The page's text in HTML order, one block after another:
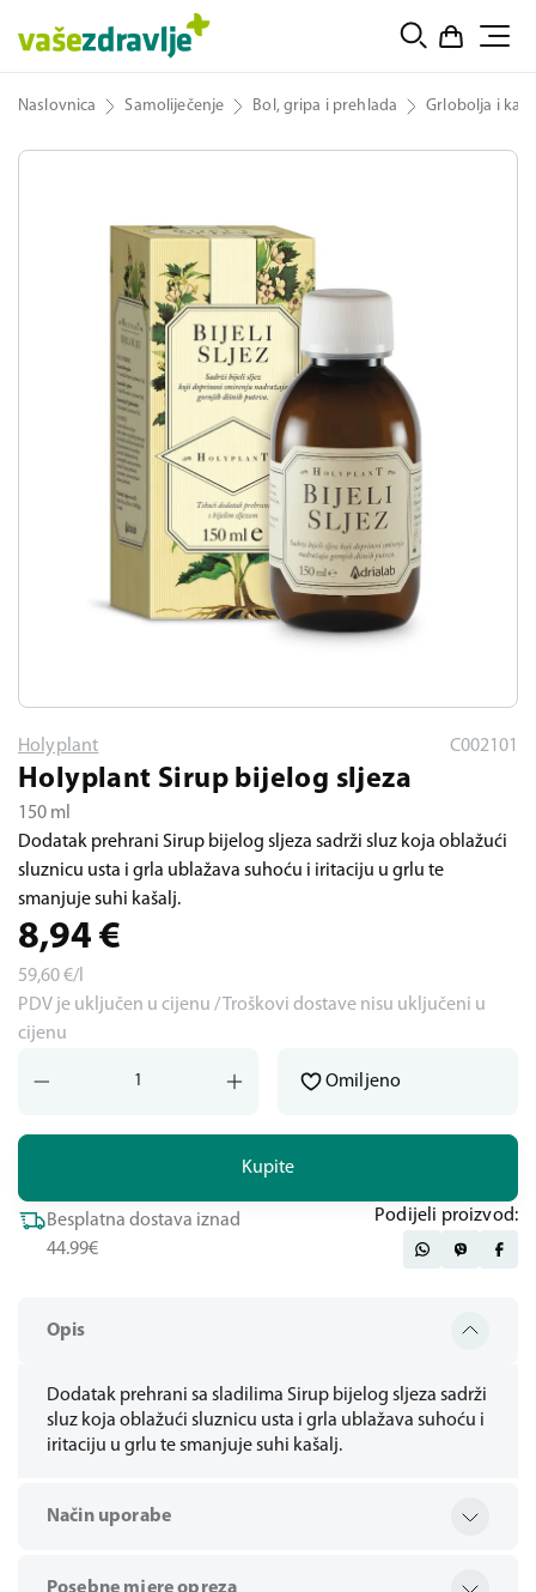
Naslovnica Samoliječenje Bol, gripa i prehlada Grlobolja i
Opis
Dodatak prehrani sa sladilima Sirup bijelog sljeza sadrži
sluz koja oblažući sluznicu usta i grla ublažava suhoću i
iritaciju u grlu te smanjuje suhi kašalj.
Način uporabe
Holyplant C002101
Holyplant Sirup bijelog sljeza
150 ml
Dodatak prehrani Sirup bijelog sljeza sadrži sluz koja oblažući
sluznicu usta i grla ublažava suhoću i iritaciju u grlu te
smanjuje suhi kašalj.
8,94 €
59,60€/l
PDV je uključen u cijenu / Troškovi dostave nisu uključeni u
cijenu
Kupite
Omiljeno
Besplatna dostava iznad
44.99€
Podijeli proizvod: